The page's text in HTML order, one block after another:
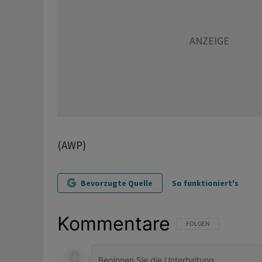
(AWP)
Bevorzugte Quelle So funktioniert's
Kommentare FOLGE DIESER
FOLGEN